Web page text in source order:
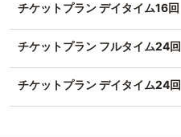
チケットプラン デイタイム16回
チケットプラン フルタイム24回
チケットプラン デイタイム24回